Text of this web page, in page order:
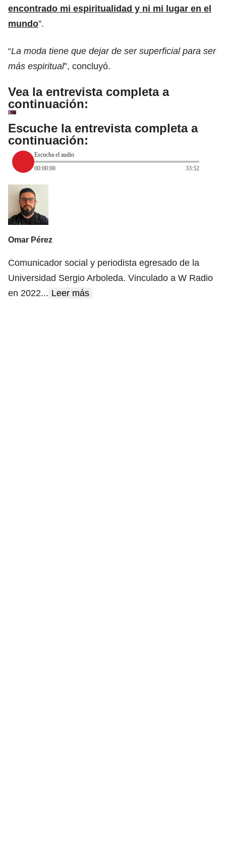
encontrado mi espiritualidad y ni mi lugar en el
mundo”.
“La moda tiene que dejar de ser superficial para ser
más espiritual”, concluyó.
Vea la entrevista completa a
continuación:
Escuche la entrevista completa a
continuación:
Escucha el audio
00:00:00
33:52
Omar Pérez
Comunicador social y periodista egresado de la
Universidad Sergio Arboleda. Vinculado a W Radio
en 2022... Leer más